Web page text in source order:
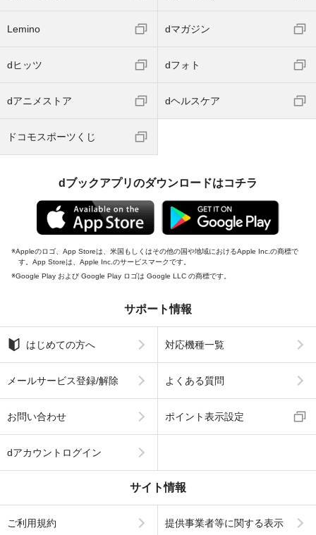
Lemino dマガジン
dヒッツ dフォト
dアニメストア dヘルスケア
ドコモスポーツくじ
dブックアプリのダウンロードはコチラ
Appleのロゴ、App Storeは、米国もしくはその他の国や地域におけるApple Inc.の商標で
す。App Storeは、Apple Inc.のサービスマークです。
Google Play および Google Play ロゴは Google LLC の商標です。
サポート情報
はじめての方へ 対応機種一覧
メールサービス登録/解除 よくある質問
お問い合わせ ポイント表示設定
dアカウントログイン
サイト情報
ご利用規約 提供事業者等に関する表示